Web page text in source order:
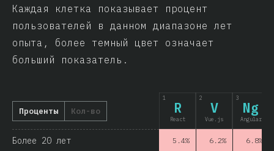
Каждая клетка показывает процент
пользователей в данном диапазоне лет
опыта, более темный цвет означает
больший показатель.
Проценты Кол-во
1
R
React
2
V
Vue.js
3
Ng
Angular
Более 20 лет 5.4% 6.2% 6.8%